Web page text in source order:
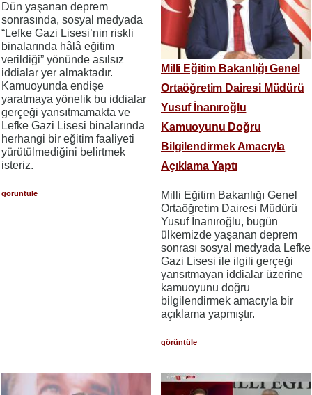
Dün yaşanan deprem
sonrasında, sosyal medyada
“Lefke Gazi Lisesi’nin riskli
binalarında hâlâ eğitim
verildiği” yönünde asılsız
iddialar yer almaktadır.
Kamuoyunda endişe
yaratmaya yönelik bu iddialar
gerçeği yansıtmamakta ve
Lefke Gazi Lisesi binalarında
herhangi bir eğitim faaliyeti
yürütülmediğini belirtmek
isteriz.
görüntüle
Milli Eğitim Bakanlığı Genel
Ortaöğretim Dairesi Müdürü
Yusuf İnanıroğlu
Kamuoyunu Doğru
Bilgilendirmek Amacıyla
Açıklama Yaptı
Milli Eğitim Bakanlığı Genel
Ortaöğretim Dairesi Müdürü
Yusuf İnanıroğlu, bugün
ülkemizde yaşanan deprem
sonrası sosyal medyada Lefke
Gazi Lisesi ile ilgili gerçeği
yansıtmayan iddialar üzerine
kamuoyunu doğru
bilgilendirmek amacıyla bir
açıklama yapmıştır.
görüntüle